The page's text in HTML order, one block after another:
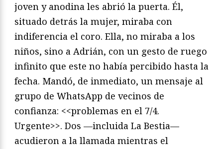
joven y anodina les abrió la puerta. Él,
situado detrás la mujer, miraba con
indiferencia el coro. Ella, no miraba a los
niños, sino a Adrián, con un gesto de ruego
infinito que este no había percibido hasta la
fecha. Mandó, de inmediato, un mensaje al
grupo de WhatsApp de vecinos de
confianza: <<problemas en el 7/4.
Urgente>>. Dos —incluida La Bestia—
acudieron a la llamada mientras el